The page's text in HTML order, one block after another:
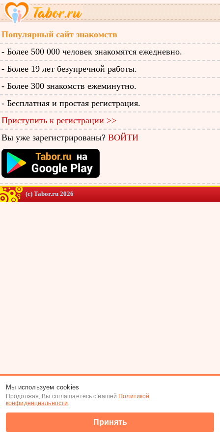
Популярный сайт знакомств
- Более 500 000 человек знакомятся ежедневно.
- Более 19 лет безупречной работы.
- Более 300 знакомств ежеминутно.
- Бесплатная и простая регистрация.
Приступить к регистрации >>
Вы уже зарегистрированы? ВОЙТИ
(c) Tabor.ru 2026
Мы используем cookies
Продолжая, Вы соглашаетесь с нашей Политикой
конфиденциальности.
Принять